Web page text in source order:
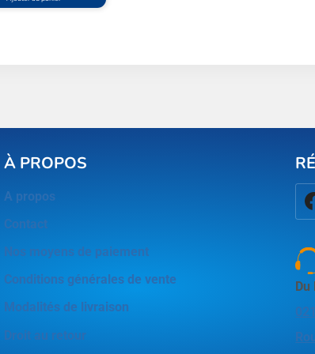
À PROPOS
A propos
Contact
Nos moyens de paiement
Conditions générales de vente
Modalités de livraison
Droit au retour
Du